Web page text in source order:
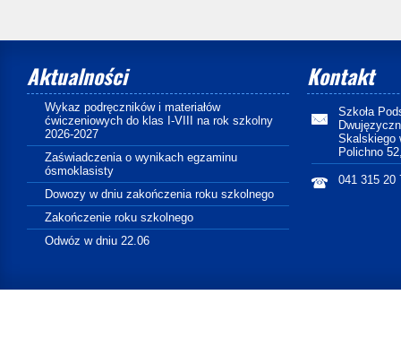
Aktualności
Wykaz podręczników i materiałów
ćwiczeniowych do klas I-VIII na rok szkolny
2026-2027
Zaświadczenia o wynikach egzaminu
ósmoklasisty
Dowozy w dniu zakończenia roku szkolnego
Zakończenie roku szkolnego
Odwóz w dniu 22.06
Kontakt
Szkoła
Skalskiego
Polichno
041 315 20